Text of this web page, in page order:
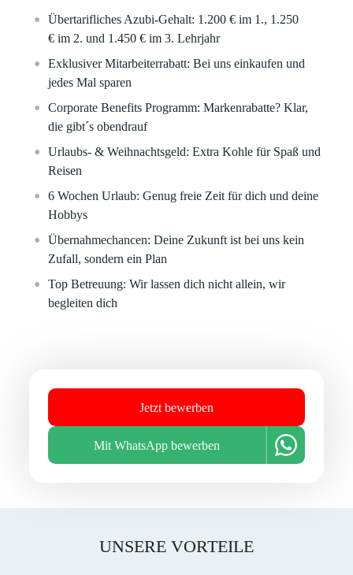
Übertarifliches Azubi-Gehalt: 1.200 €im 1., 1.250
€im 2. und 1.450 € im 3. Lehrjahr
Exklusiver Mitarbeiterrabatt: Bei uns einkaufen und
jedes Mal sparen
Corporate Benefits Programm:Markenrabatte? Klar,
die gibt´s obendrauf
Urlaubs- & Weihnachtsgeld:Extra Kohle für Spaß und
Reisen
6 Wochen Urlaub: Genug freie Zeit für dich und deine
Hobbys
Übernahmechancen: Deine Zukunft ist bei uns kein
Zufall, sondern ein Plan
Top Betreuung:Wir lassen dich nicht allein, wir
begleiten dich
Jetzt bewerben
Mit WhatsApp bewerben
UNSERE VORTEILE